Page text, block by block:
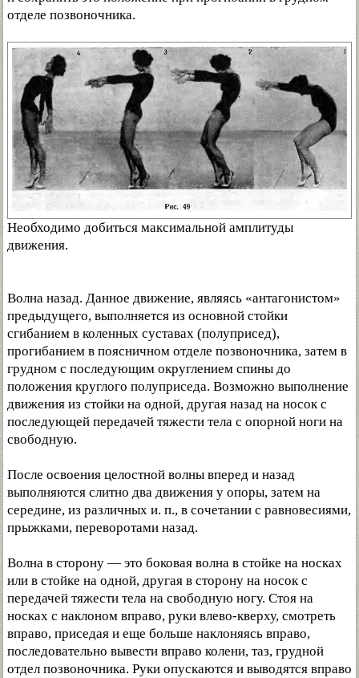
отделе позвоночника.
Необходимо добиться максимальной амплитуды
движения.
Волна назад. Данное движение, являясь «антагонистом»
предыдущего, выполняется из основной стойки
сгибанием в коленных суставах (полуприсед),
прогибанием в поясничном отделе позвоночника, затем в
грудном с последующим округлением спины до
положения круглого полуприседа. Возможно выполнение
движения из стойки на одной, другая назад на носок с
последующей передачей тяжести тела с опорной ноги на
свободную.
После освоения целостной волны вперед и назад
выполняются слитно два движения у опоры, затем на
середине, из различных и. п., в сочетании с равновесиями,
прыжками, переворотами назад.
Волна в сторону — это боковая волна в стойке на носках
или в стойке на одной, другая в сторону на носок с
передачей тяжести тела на свободную ногу. Стоя на
носках с наклоном вправо, руки влево-кверху, смотреть
вправо, приседая и еще больше наклоняясь вправо,
последовательно вывести вправо колени, таз, грудной
отдел позвоночника. Руки опускаются и выводятся вправо